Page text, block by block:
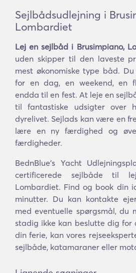
Sejlbådsudlejning i
Lombardiet
Lej en sejlbåd i Brusimpiano,
uden skipper til den laveste
mest økonomiske type båd.
for en dag, en weekend, en
endda til en fest. At leje en
til fantastiske udsigter over
dyrelivet. Sejlads kan være en
lære en ny færdighed og øve
færdigheder.
BednBlue's Yacht
certificerede sejlbåde til
Lombardiet. Find og book din
minutter. Du kan kontakte
med eventuelle spørgsmål, du
stadig ikke kan beslutte dig for
din ferie, kan vores
sejlbåde, katamaraner eller